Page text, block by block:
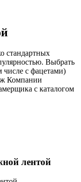
стандартных
Выбрать
числе с фацетами)
Компании
с каталогом
лентой